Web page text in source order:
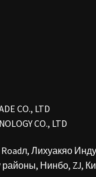
CO., LTD
CO., LTD
Лихуакяо
Нинбо, ZJ,